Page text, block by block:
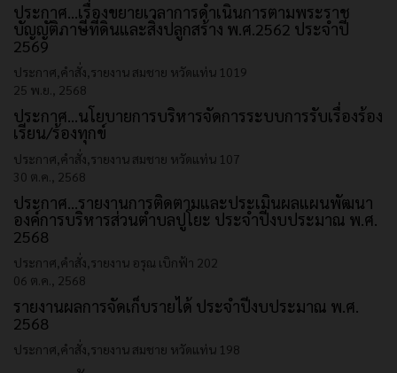
ประกาศ...เรื่องขยายเวลาการดำเนินการตามพระราช
บัญญัติภาษีที่ดินและสิ่งปลูกสร้าง พ.ศ.2562 ประจำปี
2569
ประกาศ,คำสั่ง,รายงาน สมชาย หวัดแท่น 1019
25 พ.ย., 2568
ประกาศ...นโยบายการบริหารจัดการระบบการรับเรื่องร้อง
เรียน/ร้องทุกข์
ประกาศ,คำสั่ง,รายงาน สมชาย หวัดแท่น 107
30 ต.ค., 2568
ประกาศ...รายงานการติดตามและประเมินผลแผนพัฒนา
องค์การบริหารส่วนตำบลปูโยะ ประจำปีงบประมาณ พ.ศ.
2568
ประกาศ,คำสั่ง,รายงาน อรุณ เบิกฟ้า 202
06 ต.ค., 2568
รายงานผลการจัดเก็บรายได้ ประจำปีงบประมาณ พ.ศ.
2568
ประกาศ,คำสั่ง,รายงาน สมชาย หวัดแท่น 198